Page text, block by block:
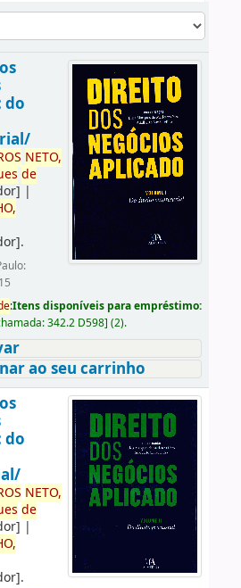
do
NETO,
de
|
.
:Itens disponíveis para empréstimo:
342.2 D598] (2).
ao seu carrinho
do
NETO,
de
|
.